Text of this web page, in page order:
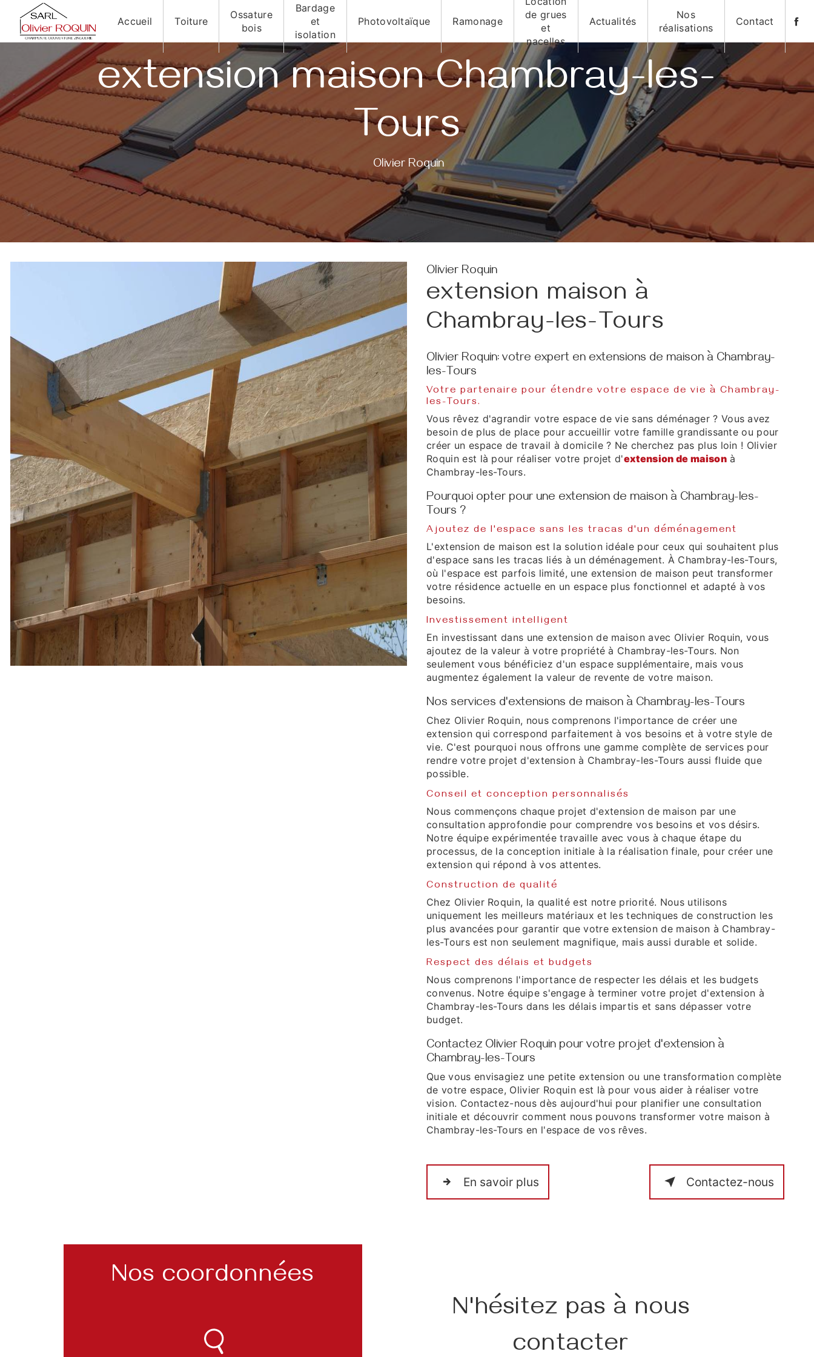
Accueil Toiture
Ossature
bois
Bardage
et
isolation
Photovoltaïque Ramonage
de grues
et
nacelles
Actualités
Nos
réalisations
Contact
extension maison Chambray-les-
Tours
Olivier Roquin
Olivier Roquin
extension maison à
Chambray-les-Tours
Olivier Roquin: votre expert en extensions de maison à Chambray-
les-Tours
Votre partenaire pour étendre votre espace de vie à Chambray-
les-Tours.
Vous rêvez d'agrandir votre espace de vie sans déménager ? Vous avez
besoin de plus de place pour accueillir votre famille grandissante ou pour
créer un espace de travail à domicile ? Ne cherchez pas plus loin ! Olivier
Roquin est là pour réaliser votre projet d'extension de maisonà
Chambray-les-Tours.
Pourquoi opter pour une extension de maison à Chambray-les-
Tours ?
Ajoutez de l'espace sans les tracas d'un déménagement
L'extension de maison est la solution idéale pour ceux qui souhaitent plus
d'espace sans les tracas liés à un déménagement. À Chambray-les-Tours,
où l'espace est parfois limité, une extension de maison peut transformer
votre résidence actuelle en un espace plus fonctionnel et adapté à vos
besoins.
Investissement intelligent
En investissant dans une extension de maison avec Olivier Roquin, vous
ajoutez de la valeur à votre propriété à Chambray-les-Tours. Non
seulement vous bénéficiez d'un espace supplémentaire, mais vous
augmentez également la valeur de revente de votre maison.
Nos services d'extensions de maison à Chambray-les-Tours
Chez Olivier Roquin, nous comprenons l'importance de créer une
extension qui correspond parfaitement à vos besoins et à votre style de
vie. C'est pourquoi nous offrons une gamme complète de services pour
rendre votre projet d'extension à Chambray-les-Tours aussi fluide que
possible.
Conseil et conception personnalisés
Nous commençons chaque projet d'extension de maison par une
consultation approfondie pour comprendre vos besoins et vos désirs.
Notre équipe expérimentée travaille avec vous à chaque étape du
processus, de la conception initiale à la réalisation finale, pour créer une
extension qui répond à vos attentes.
Construction de qualité
Chez Olivier Roquin, la qualité est notre priorité. Nous utilisons
uniquement les meilleurs matériaux et les techniques de construction les
plus avancées pour garantir que votre extension de maison à Chambray-
les-Tours est non seulement magnifique, mais aussi durable et solide.
Respect des délais et budgets
Nous comprenons l'importance de respecter les délais et les budgets
convenus. Notre équipe s'engage à terminer votre projet d'extension à
Chambray-les-Tours dans les délais impartis et sans dépasser votre
budget.
Contactez Olivier Roquin pour votre projet d'extension à
Chambray-les-Tours
Que vous envisagiez une petite extension ou une transformation complète
de votre espace, Olivier Roquin est là pour vous aider à réaliser votre
vision. Contactez-nous dès aujourd'hui pour planifier une consultation
initiale et découvrir comment nous pouvons transformer votre maison à
Chambray-les-Tours en l'espace de vos rêves.
En savoir plus Contactez-nous
N'hésitez pas à nous
contacter
Nos coordonnées
Panneau de gestion des cookies